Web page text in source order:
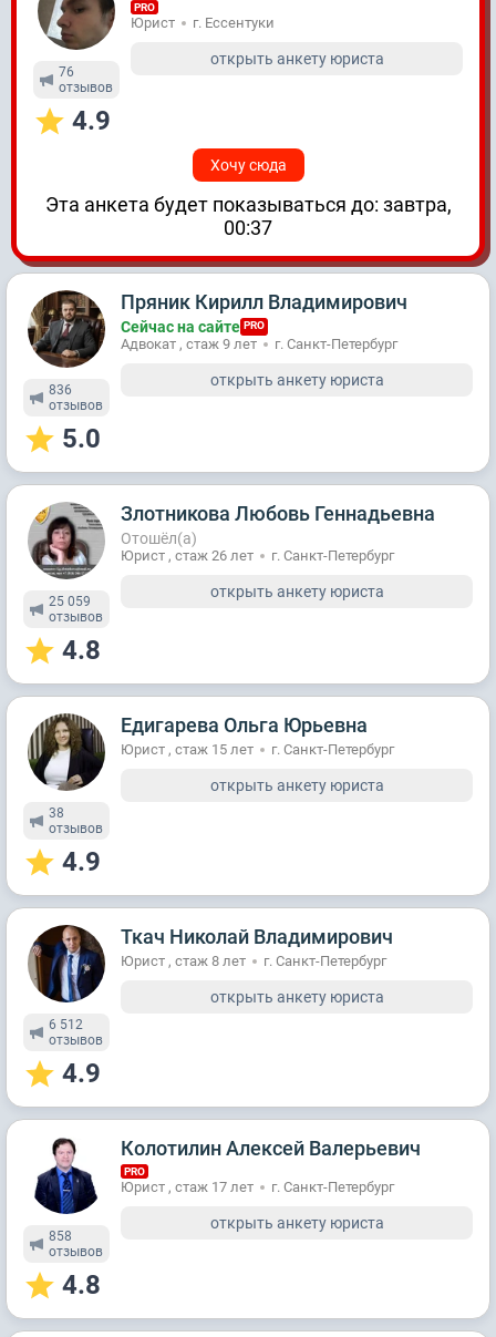
76
отзывов
4.9
PRO
Юрист г. Ессентуки
открыть анкету юриста
Хочу сюда
Эта анкета будет показываться до: завтра,
00:37
836
отзывов
5.0
Пряник Кирилл Владимирович
Сейчас на сайте PRO
Адвокат , стаж 9 лет г. Санкт-Петербург
открыть анкету юриста
25 059
отзывов
4.8
Злотникова Любовь Геннадьевна
Отошёл(а)
Юрист , стаж 26 лет г. Санкт-Петербург
открыть анкету юриста
38
отзывов
4.9
Едигарева Ольга Юрьевна
Юрист , стаж 15 лет г. Санкт-Петербург
открыть анкету юриста
6 512
отзывов
4.9
Ткач Николай Владимирович
Юрист , стаж 8 лет г. Санкт-Петербург
открыть анкету юриста
858
отзывов
4.8
Колотилин Алексей Валерьевич
PRO
Юрист , стаж 17 лет г. Санкт-Петербург
открыть анкету юриста